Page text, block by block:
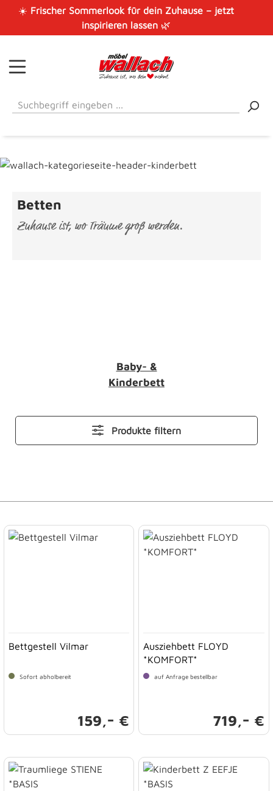
Zum Hauptinhalt springen
☀️ Frischer Sommerlook für dein Zuhause – jetzt
inspirieren lassen🌿
Betten
Zuhause ist, wo Träume groß werden.
Baby- &
Kinderbett
Produkte filtern
Bettgestell Vilmar
Sofort abholbereit
159,- €
Ausziehbett FLOYD
*KOMFORT*
auf Anfrage bestellbar
719,- €